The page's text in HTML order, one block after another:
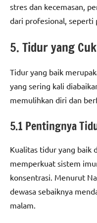
stres dan kecemasan,
dari profesional, seperti
5. Tidur yang
Tidur yang baik
yang sering kali
memulihkan diri dan
5.1 Pentingnya
Kualitas tidur yang baik
memperkuat sistem
konsentrasi. Menurut
dewasa sebaiknya
malam.